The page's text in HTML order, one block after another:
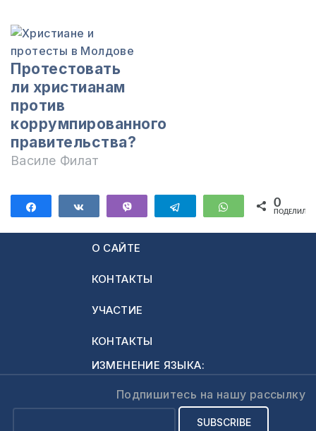
телефон был
возвращен. С
момента, когда я
сообщила, что это
он, я заплакала и
чувство жалости
заполнило мою
душу и разум. 14-
летний парнишка
виноватого лица и
сожаления. С…
Протестовать
ли христианам
против
коррумпированного
правительства?
Василе Филат
ПоделитьсяПоделиться Telegram WhatsApp
0
О САЙТЕ
КОНТАКТЫ
УЧАСТИЕ
КОНТАКТЫ
ИЗМЕНЕНИЕ ЯЗЫКА:
Подпишитесь на нашу рассылку